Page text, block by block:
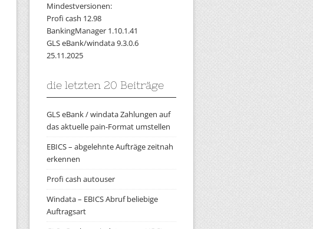
Mindestversionen:
Profi cash 12.98
BankingManager 1.10.1.41
GLS eBank/windata 9.3.0.6
25.11.2025
die letzten 20 Beiträge
GLS eBank / windata Zahlungen auf
das aktuelle pain-Format umstellen
EBICS – abgelehnte Aufträge zeitnah
erkennen
Profi cash autouser
Windata – EBICS Abruf beliebige
Auftragsart